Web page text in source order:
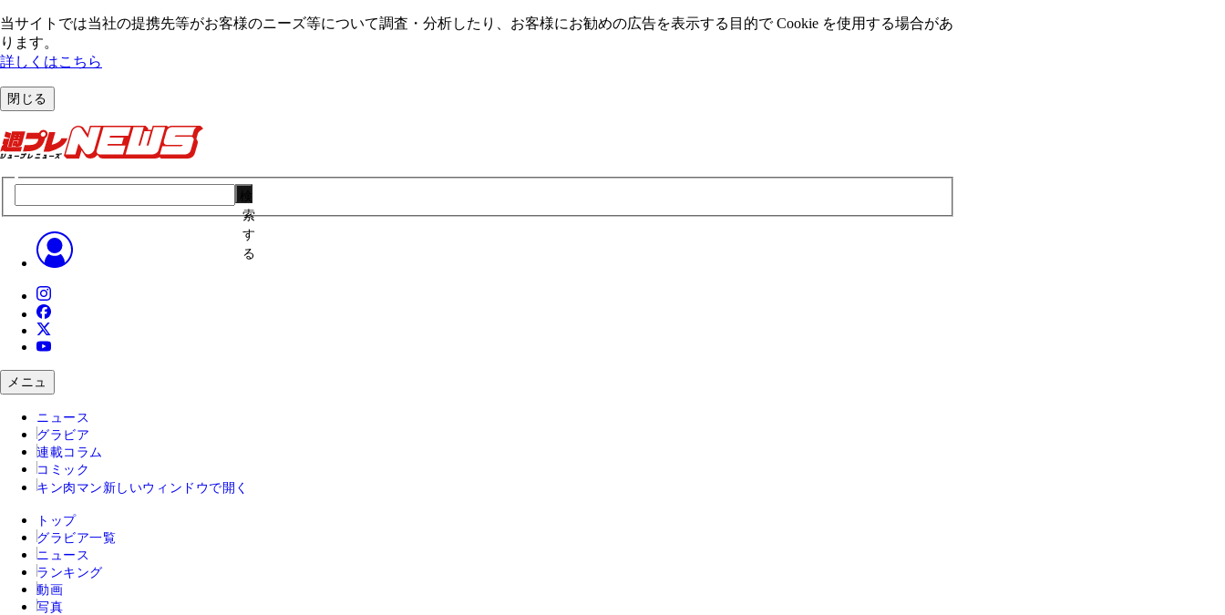
当サイトでは当社の提携先等がお客様のニーズ等について調査・分析したり、お客様にお勧めの広告を表⽰する⽬的で Cookie を使⽤する場合があ
ります。
詳しくはこちら
閉じる
索
す
る
メニュ
ニュース
グラビア
連載コラム
コミック
キン肉マン 新しいウィンドウで開く
トップ
グラビア一覧
ニュース
ランキング
動画
写真